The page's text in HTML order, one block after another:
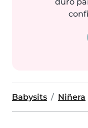
Babysits Niñera